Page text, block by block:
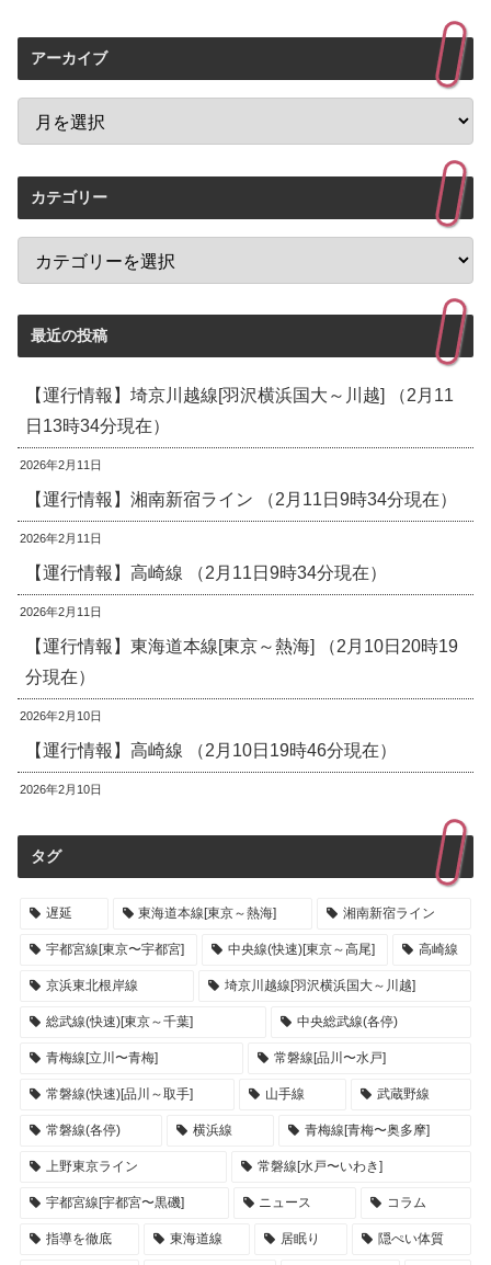
アーカイブ
カテゴリー
最近の投稿
【運行情報】埼京川越線[羽沢横浜国大～川越] （2月11
日13時34分現在）
2026年2月11日
【運行情報】湘南新宿ライン （2月11日9時34分現在）
2026年2月11日
【運行情報】高崎線 （2月11日9時34分現在）
2026年2月11日
【運行情報】東海道本線[東京～熱海] （2月10日20時19
分現在）
2026年2月10日
【運行情報】高崎線 （2月10日19時46分現在）
2026年2月10日
タグ
遅延 東海道本線[東京～熱海] 湘南新宿ライン
宇都宮線[東京〜宇都宮] 中央線(快速)[東京～高尾] 高崎線
京浜東北根岸線 埼京川越線[羽沢横浜国大～川越]
総武線(快速)[東京～千葉] 中央総武線(各停)
青梅線[立川〜青梅] 常磐線[品川〜水戸]
常磐線(快速)[品川～取手] 山手線 武蔵野線
常磐線(各停) 横浜線 青梅線[青梅〜奥多摩]
上野東京ライン 常磐線[水戸〜いわき]
宇都宮線[宇都宮〜黒磯] ニュース コラム
指導を徹底 東海道線 居眠り 隠ぺい体質